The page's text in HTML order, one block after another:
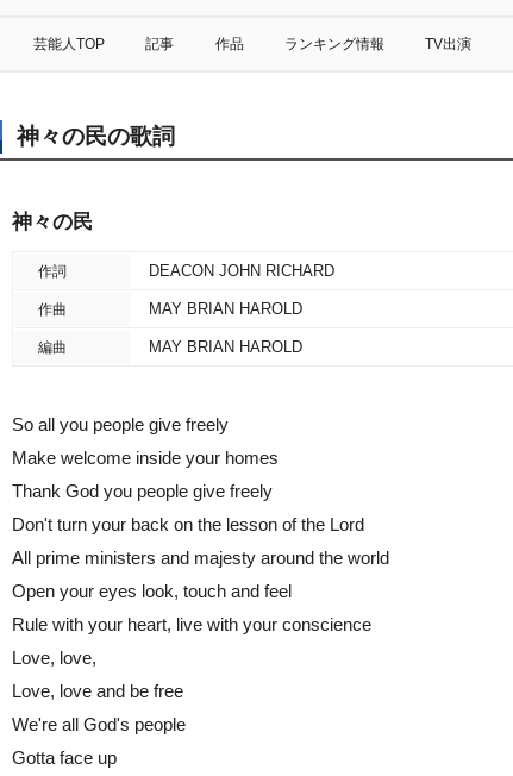
芸能人TOP 記事 作品 ランキング情報 TV出演
神々の民の歌詞
神々の民
作詞 DEACON JOHN RICHARD
作曲 MAY BRIAN HAROLD
編曲 MAY BRIAN HAROLD
So all you people give freely
Make welcome inside your homes
Thank God you people give freely
Don't turn your back on the lesson of the Lord
All prime ministers and majesty around the world
Open your eyes look, touch and feel
Rule with your heart, live with your conscience
Love, love,
Love, love and be free
We're all God's people
Gotta face up